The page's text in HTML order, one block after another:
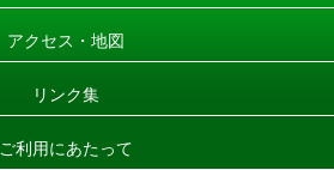
アクセス・地図
リンク集
ご利用にあたって